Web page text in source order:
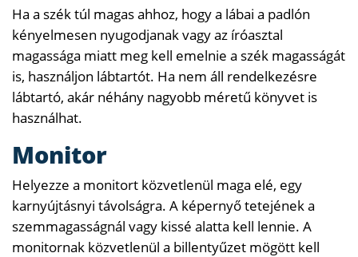
Ha a szék túl magas ahhoz, hogy a lábai a padlón
kényelmesen nyugodjanak vagy az íróasztal
magassága miatt meg kell emelnie a szék magasságát
is, használjon lábtartót. Ha nem áll rendelkezésre
lábtartó, akár néhány nagyobb méretű könyvet is
használhat.
Monitor
Helyezze a monitort közvetlenül maga elé, egy
karnyújtásnyi távolságra. A képernyő tetejének a
szemmagasságnál vagy kissé alatta kell lennie. A
monitornak közvetlenül a billentyűzet mögött kell